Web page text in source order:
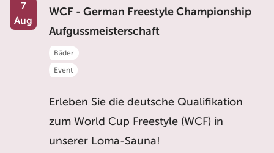
7
Aug
WCF - German Freestyle Championship
Aufgussmeisterschaft
Bäder
Event
Erleben Sie die deutsche Qualifikation
zum World Cup Freestyle (WCF) in
unserer Loma-Sauna!